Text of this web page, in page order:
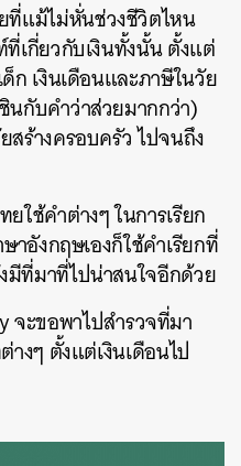
ที่แม้ไม่หั่นช่วงชีวิตไหน
ที่เกี่ยวกับเงินทั้งนั้น ตั้งแต่
ก เงินเดือนและภาษีในวัย
นกับคำว่าส่วยมากกว่า)
ร้างครอบครัว ไปจนถึง
ใช้คำต่างๆ ในการเรียก
าอังกฤษเองก็ใช้คำเรียกที่
ที่มาที่ไปน่าสนใจอีกด้วย
จะขอพาไปสำรวจที่มา
างๆ ตั้งแต่เงินเดือนไป